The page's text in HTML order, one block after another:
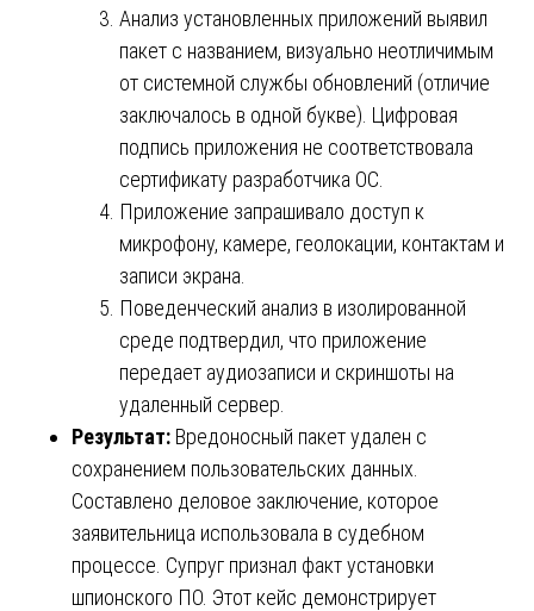
Анализ установленных приложений выявил
пакет с названием, визуально неотличимым
от системной службы обновлений (отличие
заключалось в одной букве). Цифровая
подпись приложения не соответствовала
сертификату разработчика ОС.
Приложение запрашивало доступ к
микрофону, камере, геолокации, контактам и
записи экрана.
Поведенческий анализ в изолированной
среде подтвердил, что приложение
передает аудиозаписи и скриншоты на
удаленный сервер.
Результат: Вредоносный пакет удален с
сохранением пользовательских данных.
Составлено деловое заключение, которое
заявительница использовала в судебном
процессе. Супруг признал факт установки
шпионского ПО. Этот кейс демонстрирует